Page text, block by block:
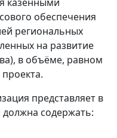
обеспечения
региональных
на развитие
в объёме, равном
представляет в
должна содержать: